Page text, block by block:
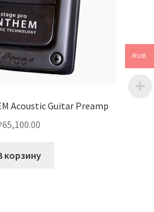
Acoustic Guitar Preamp
65,100.00
корзину
RUB